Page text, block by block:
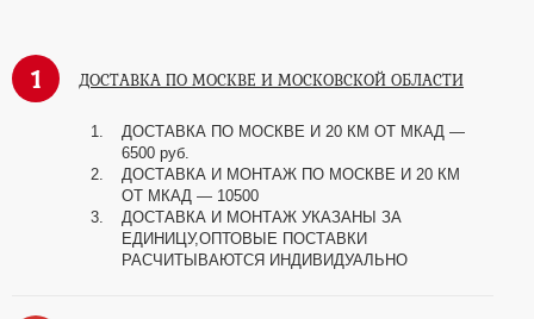
1 ДОСТАВКА ПО МОСКВЕ И МОСКОВСКОЙ ОБЛАСТИ
ДОСТАВКА ПО МОСКВЕ И 20 КМ ОТ МКАД —
6500 руб.
ДОСТАВКА И МОНТАЖ ПО МОСКВЕ И 20 КМ
ОТ МКАД — 10500
ДОСТАВКА И МОНТАЖ УКАЗАНЫ ЗА
ЕДИНИЦУ,ОПТОВЫЕ ПОСТАВКИ
РАСЧИТЫВАЮТСЯ ИНДИВИДУАЛЬНО